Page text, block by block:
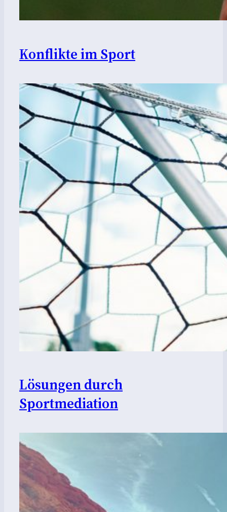
Konflikte im Sport
Lösungen durch
Sportmediation